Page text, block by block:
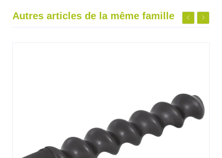
Autres articles de la même famille